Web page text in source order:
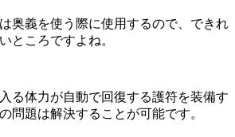
奥義を使う際に使用するので、できれ
ところですよね。
る体力が自動で回復する護符を装備す
問題は解決することが可能です。